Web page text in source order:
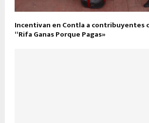
Incentivan en Contla a contribuyentes
“Rifa Ganas Porque Pagas»